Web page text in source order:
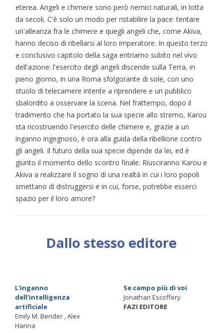
eterea. Angeli e chimere sono però nemici naturali, in lotta
da secoli. C'è solo un modo per ristabilire la pace: tentare
un'alleanza fra le chimere e quegli angeli che, come Akiva,
hanno deciso di ribellarsi al loro imperatore. In questo terzo
e conclusivo capitolo della saga entriamo subito nel vivo
dell'azione: l'esercito degli angeli discende sulla Terra, in
pieno giorno, in una Roma sfolgorante di sole, con uno
stuolo di telecamere intente a riprendere e un pubblico
sbalordito a osservare la scena. Nel frattempo, dopo il
tradimento che ha portato la sua specie allo stremo, Karou
sta ricostruendo l'esercito delle chimere e, grazie a un
inganno ingegnoso, è ora alla guida della ribellione contro
gli angeli. Il futuro della sua specie dipende da lei, ed è
giunto il momento dello scontro finale. Riusciranno Karou e
Akiva a realizzare il sogno di una realtà in cui i loro popoli
smettano di distruggersi e in cui, forse, potrebbe esserci
spazio per il loro amore?
Dallo stesso editore
L'inganno
dell'intelligenza
artificiale
Emily M. Bender , Alex
Hanna
Se campo più di voi
Jonathan Escoffery
FAZI EDITORE